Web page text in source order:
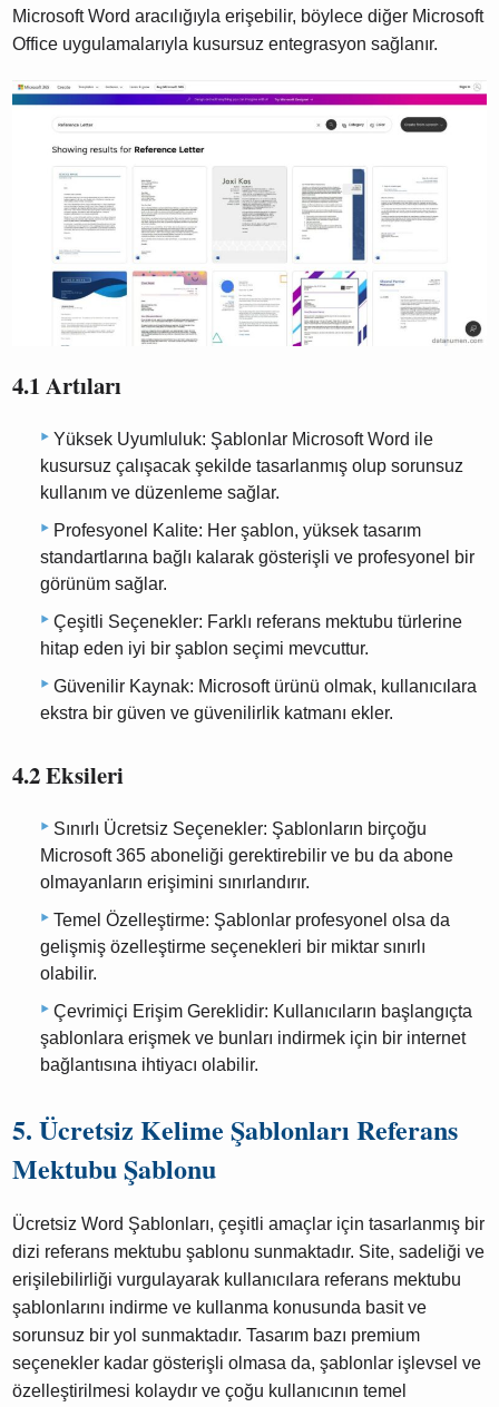
Microsoft Word aracılığıyla erişebilir, böylece diğer Microsoft
Office uygulamalarıyla kusursuz entegrasyon sağlanır.
4.1 Artıları
Yüksek Uyumluluk: Şablonlar Microsoft Word ile
kusursuz çalışacak şekilde tasarlanmış olup sorunsuz
kullanım ve düzenleme sağlar.
Profesyonel Kalite: Her şablon, yüksek tasarım
standartlarına bağlı kalarak gösterişli ve profesyonel bir
görünüm sağlar.
Çeşitli Seçenekler: Farklı referans mektubu türlerine
hitap eden iyi bir şablon seçimi mevcuttur.
Güvenilir Kaynak: Microsoft ürünü olmak, kullanıcılara
ekstra bir güven ve güvenilirlik katmanı ekler.
4.2 Eksileri
Sınırlı Ücretsiz Seçenekler: Şablonların birçoğu
Microsoft 365 aboneliği gerektirebilir ve bu da abone
olmayanların erişimini sınırlandırır.
Temel Özelleştirme: Şablonlar profesyonel olsa da
gelişmiş özelleştirme seçenekleri bir miktar sınırlı
olabilir.
Çevrimiçi Erişim Gereklidir: Kullanıcıların başlangıçta
şablonlara erişmek ve bunları indirmek için bir internet
bağlantısına ihtiyacı olabilir.
5. Ücretsiz Kelime Şablonları Referans
Mektubu Şablonu
Ücretsiz Word Şablonları, çeşitli amaçlar için tasarlanmış bir
dizi referans mektubu şablonu sunmaktadır. Site, sadeliği ve
erişilebilirliği vurgulayarak kullanıcılara referans mektubu
şablonlarını indirme ve kullanma konusunda basit ve
sorunsuz bir yol sunmaktadır. Tasarım bazı premium
seçenekler kadar gösterişli olmasa da, şablonlar işlevsel ve
özelleştirilmesi kolaydır ve çoğu kullanıcının temel